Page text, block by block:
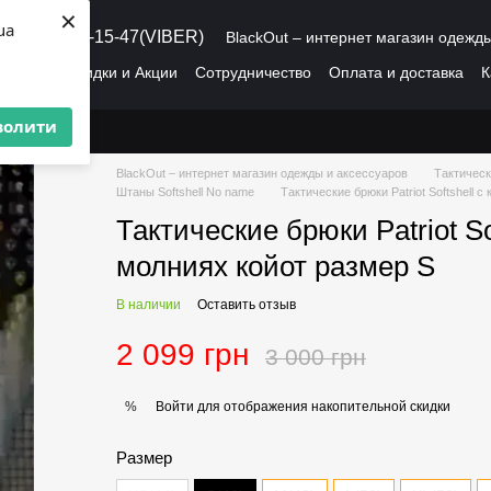
×
(095) 486-15-47(VIBER)
BlackOut – интернет магазин
Скидки и Акции Сотрудничество Оплата и доставка
BlackOut – интернет магазин одежды и аксессуаров
Штаны Softshell No name
Тактические брюки Patriot Softshell
Тактические брюки Patriot
молниях койот размер S
В наличии Оставить отзыв
2 099 грн 3 000 грн
% Войти для отображения накопительной скидки
Размер